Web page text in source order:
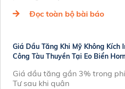
Đọc toàn bộ bài báo
Giá Dầu Tăng Khi Mỹ Không Kích
Công Tàu Thuyền Tại Eo Biển
Giá dầu tăng gần 3% trong
Tư sau khi quân